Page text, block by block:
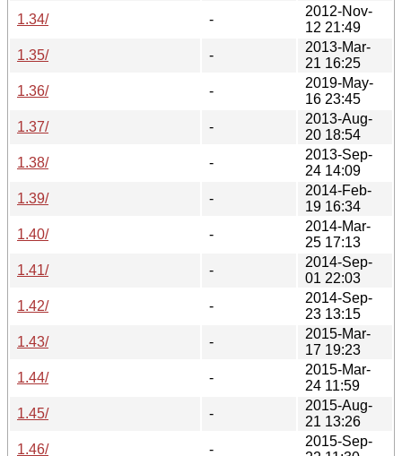
1.34/
-
2012-Nov-
12 21:49
1.35/
-
2013-Mar-
21 16:25
1.36/
-
2019-May-
16 23:45
1.37/
-
2013-Aug-
20 18:54
1.38/
-
2013-Sep-
24 14:09
1.39/
-
2014-Feb-
19 16:34
1.40/
-
2014-Mar-
25 17:13
1.41/
-
2014-Sep-
01 22:03
1.42/
-
2014-Sep-
23 13:15
1.43/
-
2015-Mar-
17 19:23
1.44/
-
2015-Mar-
24 11:59
1.45/
-
2015-Aug-
21 13:26
1.46/
-
2015-Sep-